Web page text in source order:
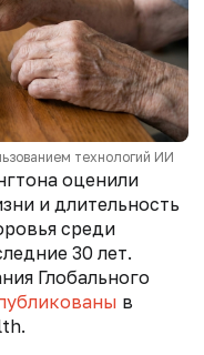
технологий ИИ
оценили
и длительность
среди
30 лет.
Глобального
в